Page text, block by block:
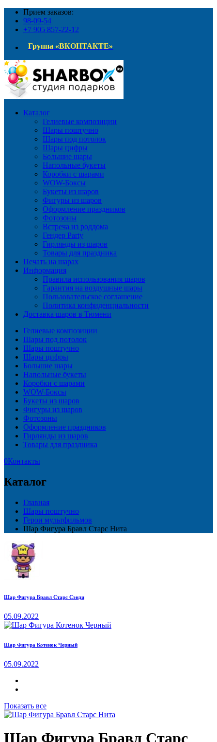
Прием заказов:
98-09-54
+7 905 857-22-12
Группа «ВКОНТАКТЕ»
Каталог
Гелиевые композиции
Шары поштучно
Шары под потолок
Шары цифры
Большие шары
Напольные букеты
Коробки с шарами
WOW-Боксы
Букеты из шаров
Фигуры из шаров
Оформление праздников
Фотозоны
Встреча из роддома
Гендер Party
Гирлянды из шаров
Товары для праздника
Печать на шарах
Информация
Правила использования шаров
Гарантия на воздушные шары
Пользовательское соглашение
Политика конфиденциальности
Доставка шаров в Тюмени
Гелиевые композиции
Шары под потолок
Шары поштучно
Шары цифры
Большие шары
Напольные букеты
Коробки с шарами
WOW-Боксы
Букеты из шаров
Фигуры из шаров
Фотозоны
Оформление праздников
Гирлянды из шаров
Товары для праздника
0Контакты
Каталог
Главная
Шары поштучно
Герои мультфильмов
Шар Фигура Бравл Старс Нита
Шар Фигура Бравл Старс Сэнди
05.09.2022
Шар Фигура Котенок Черный
05.09.2022
Показать все
Шар Фигура Бравл Старс